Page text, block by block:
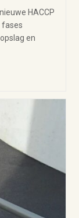
HACCP
fases
en